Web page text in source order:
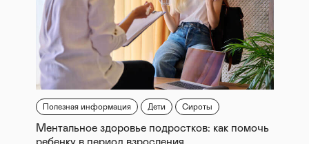
Полезная информация Дети Сироты
Ментальное здоровье подростков: как помочь